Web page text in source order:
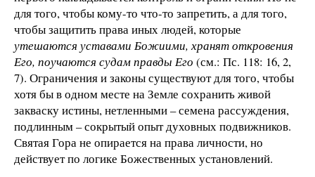
для того, чтобы кому-то что-то запретить, а для того,
чтобы защитить права иных людей, которые
утешаются уставами Божиими, хранят откровения
Его, поучаются судам правды Его (см.: Пс. 118: 16, 2,
7). Ограничения и законы существуют для того, чтобы
хотя бы в одном месте на Земле сохранить живой
закваску истины, нетленными – семена рассуждения,
подлинным – сокрытый опыт духовных подвижников.
Святая Гора не опирается на права личности, но
действует по логике Божественных установлений.